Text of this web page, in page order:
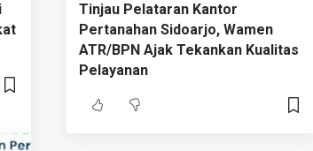
Tinjau Pelataran Kantor
Pertanahan Sidoarjo, Wamen
ATR/BPN Ajak Tekankan Kualitas
Pelayanan